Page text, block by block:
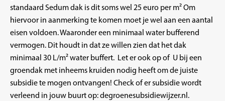
standaard Sedum dak is dit soms wel 25 euro per m² Om
hiervoor in aanmerking te komen moet je wel aan een aantal
eisen voldoen. Waaronder een minimaal water bufferend
vermogen. Dit houdt in dat ze willen zien dat het dak
minimaal 30 L/m² water buffert. Let er ook op of U bij een
groendak met inheems kruiden nodig heeft om de juiste
subsidie te mogen ontvangen! Check of er subsidie wordt
verleend in jouw buurt op:degroenesubsidiewijzer.nl.